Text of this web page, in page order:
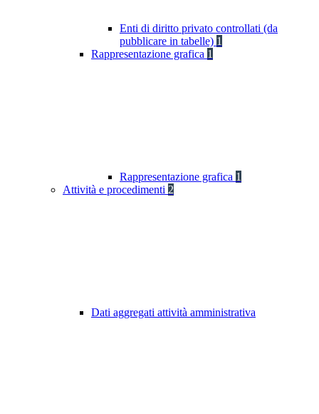
Enti di diritto privato controllati (da
pubblicare in tabelle) 1
Rappresentazione grafica 1
Rappresentazione grafica 1
Attività e procedimenti 2
Dati aggregati attività amministrativa